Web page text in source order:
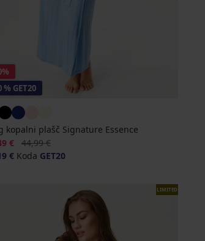
% GET20
kopalni plašč Signature Essence
€ Prvotna cena
44,99 €
€Koda GET20
LIMITED